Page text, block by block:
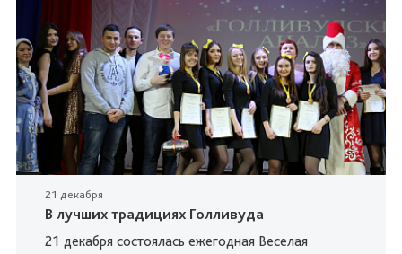
21 декабря
В лучших традициях Голливуда
21 декабря состоялась ежегодная Веселая